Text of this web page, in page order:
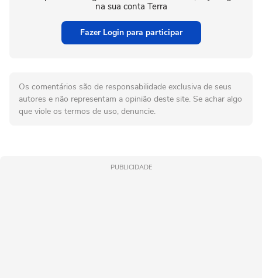
na sua conta Terra
Fazer Login para participar
Os comentários são de responsabilidade exclusiva de seus
autores e não representam a opinião deste site. Se achar algo
que viole os termos de uso, denuncie.
PUBLICIDADE